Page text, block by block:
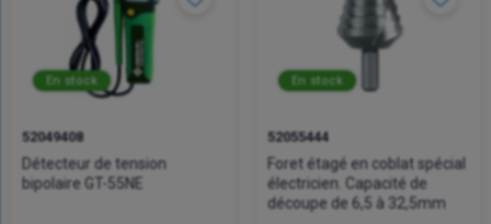
En stock
52049408
Détecteur de tension
bipolaire GT-55NE
En stock
52055444
Foret étagé en coblat spécial
électricien. Capacité de
découpe de 6,5 à 32,5mm